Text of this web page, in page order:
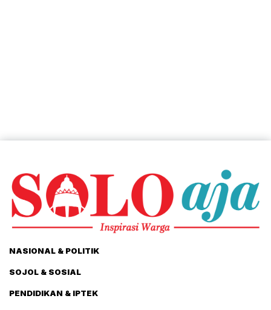
NASIONAL & POLITIK
SOJOL & SOSIAL
PENDIDIKAN & IPTEK